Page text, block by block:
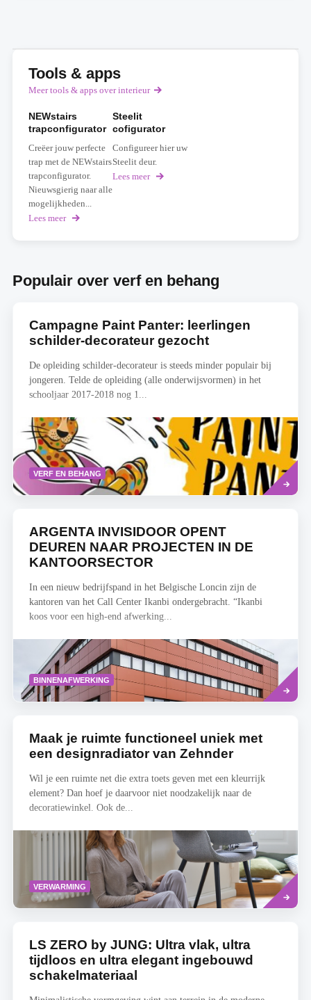
Tools & apps
Meer tools & apps over interieur
NEWstairs
trapconfigurator
Creëer jouw perfecte
trap met de NEWstairs
trapconfigurator.
Nieuwsgierig naar alle
mogelijkheden...
Lees meer over
Steelit
cofigurator
Configureer hier uw
Steelit deur.
Lees meer over
Populair over verf en behang
Campagne Paint Panter: leerlingen
schilder-decorateur gezocht
De opleiding schilder-decorateur is steeds minder populair bij
jongeren. Telde de opleiding (alle onderwijsvormen) in het
schooljaar 2017-2018 nog 1...
VERF EN BEHANG
Lees
meer
ARGENTA INVISIDOOR OPENT
DEUREN NAAR PROJECTEN IN DE
KANTOORSECTOR
In een nieuw bedrijfspand in het Belgische Loncin zijn de
kantoren van het Call Center Ikanbi ondergebracht. “Ikanbi
koos voor een high-end afwerking...
BINNENAFWERKING
Lees
meer
Maak je ruimte functioneel uniek met
een designradiator van Zehnder
Wil je een ruimte net die extra toets geven met een kleurrijk
element? Dan hoef je daarvoor niet noodzakelijk naar de
decoratiewinkel. Ook de...
VERWARMING
Read
more
LS ZERO by JUNG: Ultra vlak, ultra
tijdloos en ultra elegant ingebouwd
schakelmateriaal